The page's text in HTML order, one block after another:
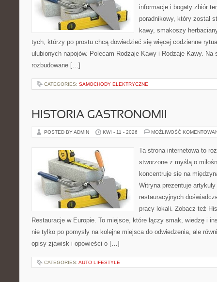
informacje i bogaty zbiór
poradnikowy, który został
kawy, smakoszy
tych, którzy po prostu chcą dowiedzieć się więcej codzienne
ulubionych napojów. Polecam Rodzaje Kawy i Rodzaje Kawy. Na
rozbudowane […]
CATEGORIES: SAMOCHODY ELEKTRYCZNE
HISTORIA GASTRONOMII
POSTED BY ADMIN KWI - 11 - 2026 MOŻLIWOŚĆ
Ta strona internetowa to
stworzone z myślą o
koncentruje się na
Witryna prezentuje
restauracyjnych
pracy lokali. Zobacz też
Restauracje w Europie. To miejsce, które łączy smak, wiedzę i
nie tylko po pomysły na kolejne miejsca do odwiedzenia, ale
opisy zjawisk i opowieści o […]
CATEGORIES: AUTO LIFESTYLE